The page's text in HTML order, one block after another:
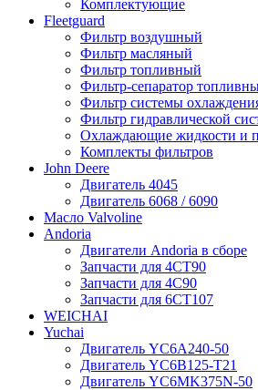
Комплектующие
Fleetguard
Фильтр воздушный
Фильтр масляный
Фильтр топливный
Фильтр-сепаратор
Фильтр системы
Фильтр гидравлической
Охлаждающие жидкости и
Комплекты фильтров
John Deere
Двигатель 4045
Двигатель 6068 / 6090
Масло Valvoline
Andoria
Двигатели Andoria в сборе
Запчасти для 4CT90
Запчасти для 4С90
Запчасти для 6CT107
WEICHAI
Yuchai
Двигатель YC6A240-50
Двигатель YC6B125-T21
Двигатель YC6MK375N-50